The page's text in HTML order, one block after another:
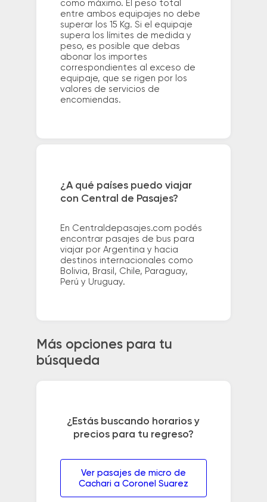
como máximo. El peso total
entre ambos equipajes no debe
superar los 15 Kg. Si el equipaje
supera los límites de medida y
peso, es posible que debas
abonar los importes
correspondientes al exceso de
equipaje, que se rigen por los
valores de servicios de
encomiendas.
¿A qué países puedo viajar
con Central de Pasajes?
En Centraldepasajes.com podés
encontrar pasajes de bus para
viajar por Argentina y hacia
destinos internacionales como
Bolivia, Brasil, Chile, Paraguay,
Perú y Uruguay.
Más opciones para tu
búsqueda
¿Estás buscando horarios y
precios para tu regreso?
Ver pasajes de micro de
Cachari a Coronel Suarez